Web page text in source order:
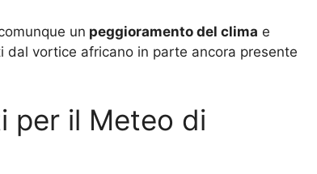
un peggioramento del clima e
vortice africano in parte ancora presente
per il Meteo di